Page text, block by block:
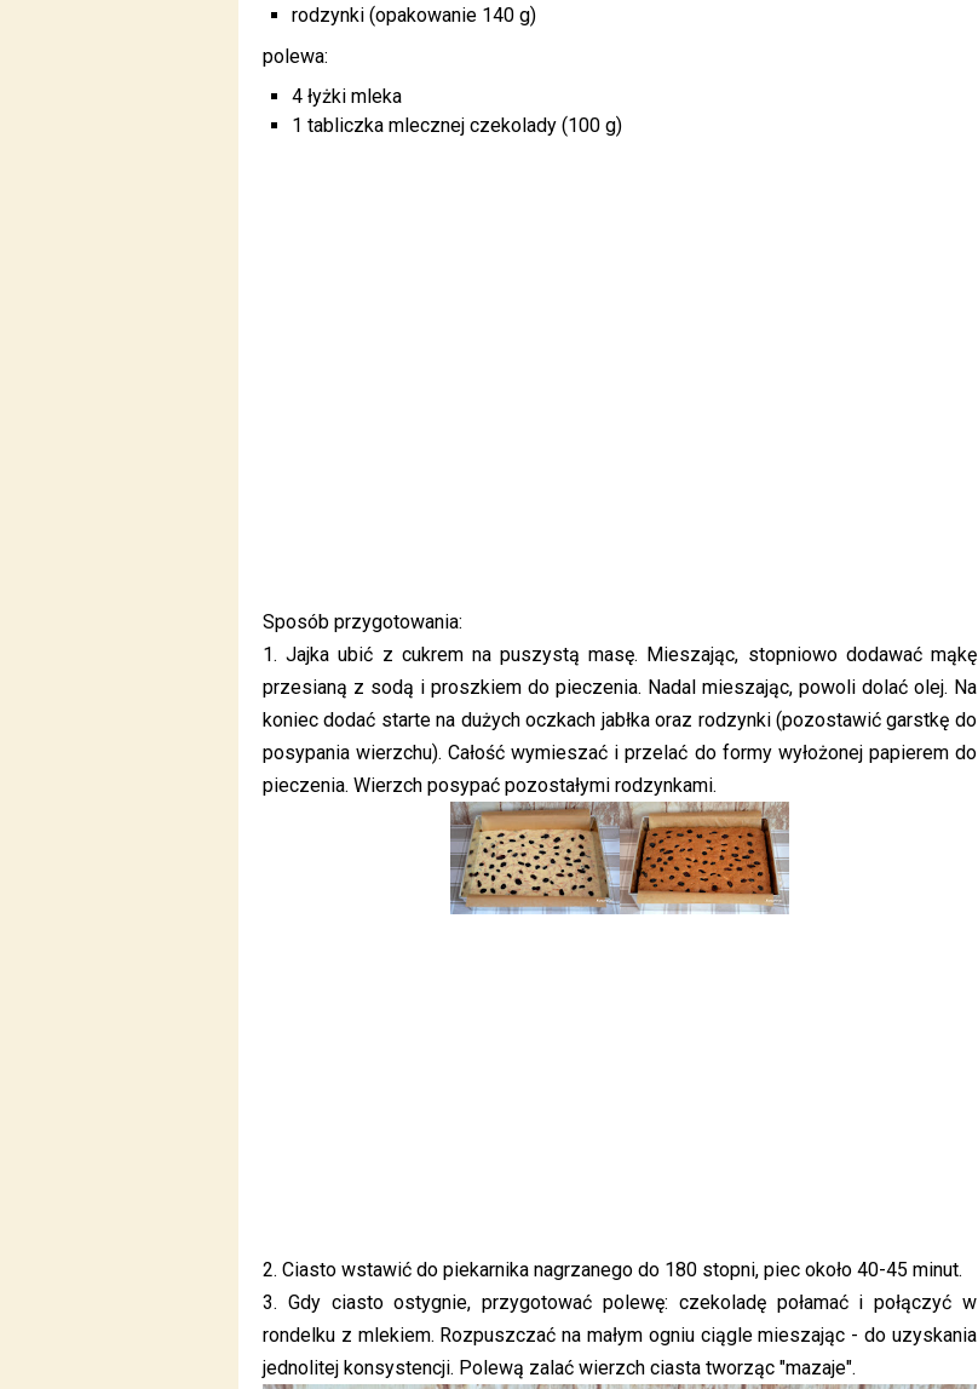
rodzynki (opakowanie 140 g)
polewa:
4 łyżki mleka
1 tabliczka mlecznej czekolady (100 g)
Sposób przygotowania:
1. Jajka ubić z cukrem na puszystą masę. Mieszając, stopniowo dodawać mąkę
przesianą z sodą i proszkiem do pieczenia. Nadal mieszając, powoli dolać olej. Na
koniec dodać starte na dużych oczkach jabłka oraz rodzynki (pozostawić garstkę do
posypania wierzchu). Całość wymieszać i przelać do formy wyłożonej papierem do
pieczenia. Wierzch posypać pozostałymi rodzynkami.
2. Ciasto wstawić do piekarnika nagrzanego do 180 stopni, piec około 40-45 minut.
3. Gdy ciasto ostygnie, przygotować polewę: czekoladę połamać i połączyć w
rondelku z mlekiem. Rozpuszczać na małym ogniu ciągle mieszając - do uzyskania
jednolitej konsystencji. Polewą zalać wierzch ciasta tworząc "mazaje".